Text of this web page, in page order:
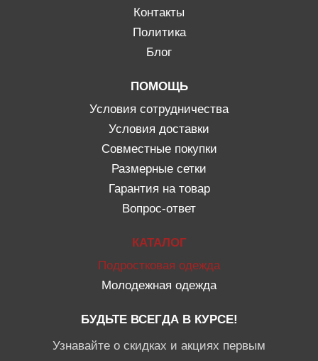
Контакты
Политика
Блог
ПОМОЩЬ
Условия сотрудничества
Условия доставки
Совместные покупки
Размерные сетки
Гарантия на товар
Вопрос-ответ
КАТАЛОГ
Подростковая одежда
Молодежная одежда
БУДЬТЕ ВСЕГДА В КУРСЕ!
Узнавайте о скидках и акциях первым